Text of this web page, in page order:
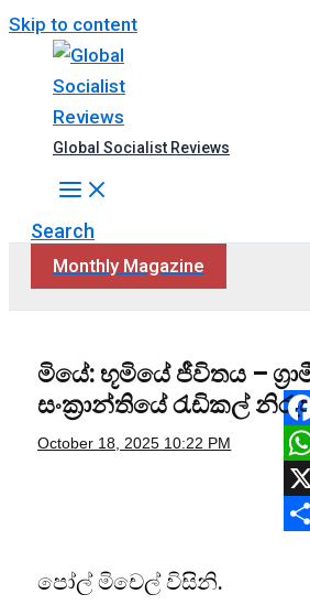
Skip to content
Global Socialist Reviews
Search
Monthly Magazine
මියේ: භූමියේ ජීවිතය –
සංක්‍රාන්තියේ රැඩිකල්
October 18, 2025 10:22 PM
X
පෝල් මිචෙල් විසිනි.